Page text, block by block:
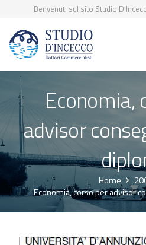
Benvenuti sul sito Studio
Economia,
advisor
Home
Economia, corso per advisor